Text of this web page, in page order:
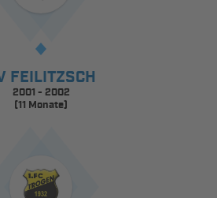
FEILITZSCH
2001 - 2002
(11 Monate)